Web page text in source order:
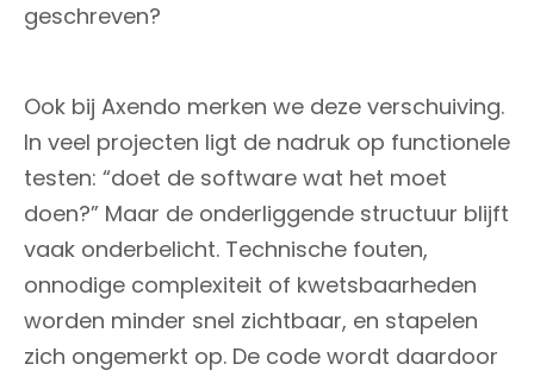
geschreven?
Ook bij Axendo merken we deze verschuiving.
In veel projecten ligt de nadruk op functionele
testen: “doet de software wat het moet
doen?” Maar de onderliggende structuur blijft
vaak onderbelicht. Technische fouten,
onnodige complexiteit of kwetsbaarheden
worden minder snel zichtbaar, en stapelen
zich ongemerkt op. De code wordt daardoor